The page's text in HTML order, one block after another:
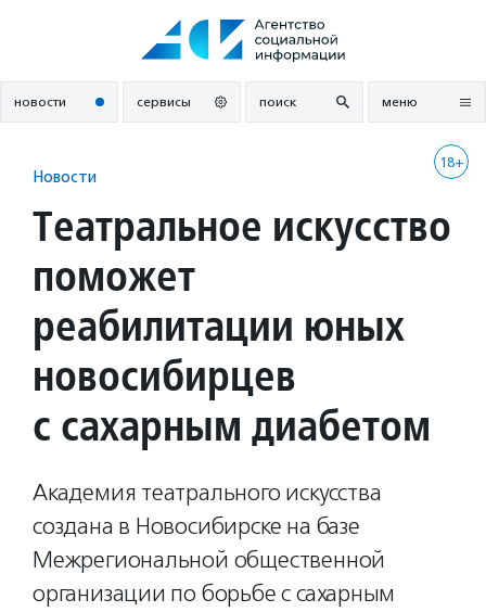
новости сервисы поиск меню
18+
Новости
Театральное искусство
поможет
реабилитации юных
новосибирцев
с сахарным диабетом
Академия театрального искусства
создана в Новосибирске на базе
Межрегиональной общественной
организации по борьбе с сахарным